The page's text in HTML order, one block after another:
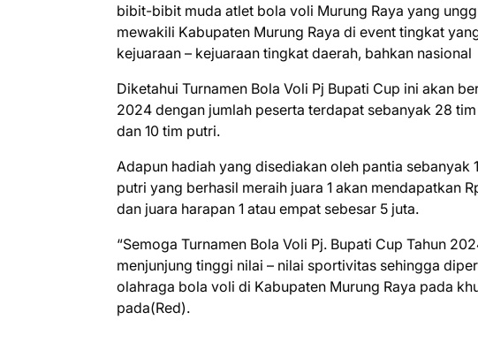
bibit-bibit muda atlet bola voli Murung Raya yang
mewakili Kabupaten Murung Raya di event tingkat
kejuaraan – kejuaraan tingkat daerah, bahkan nasional
Diketahui Turnamen Bola Voli Pj Bupati Cup ini akan
2024 dengan jumlah peserta terdapat sebanyak 28
dan 10 tim putri.
Adapun hadiah yang disediakan oleh pantia sebanyak
putri yang berhasil meraih juara 1 akan mendapatkan
dan juara harapan 1 atau empat sebesar 5 juta.
“Semoga Turnamen Bola Voli Pj. Bupati Cup Tahun
menjunjung tinggi nilai – nilai sportivitas sehingga
olahraga bola voli di Kabupaten Murung Raya pada
pada(Red).